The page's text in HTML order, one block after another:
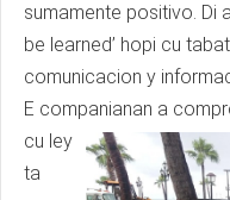
sumamente positivo. Di
be learned’ hopi cu
comunicacion y
E companianan a
cu ley
ta